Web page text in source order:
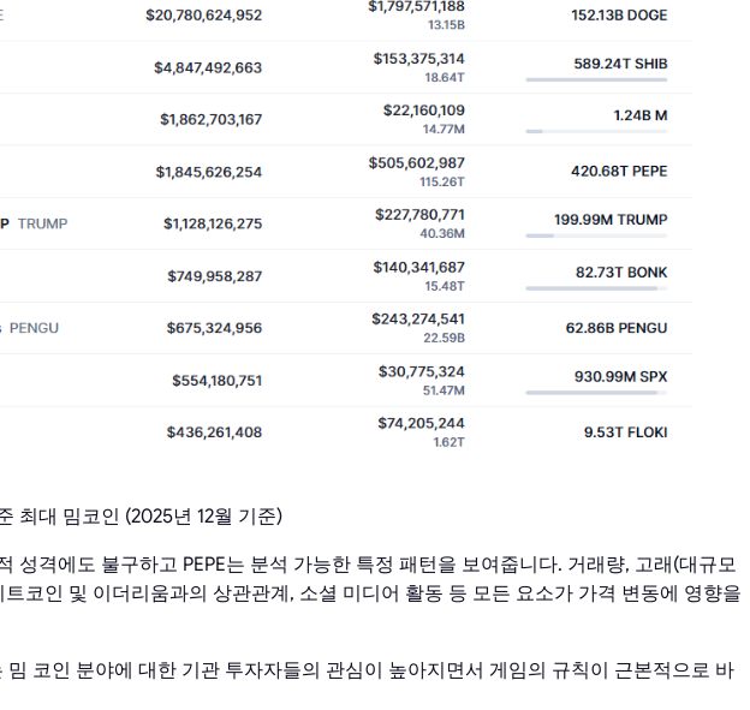
최대 밈코인 (2025년 12월 기준)
성격에도 불구하고 PEPE는 분석 가능한 특정 패턴을 보여줍니다. 거래량, 고래(대규모
코인 및 이더리움과의 상관관계, 소셜 미디어 활동 등 모든 요소가 가격 변동에 영향을
밈 코인 분야에 대한 기관 투자자들의 관심이 높아지면서 게임의 규칙이 근본적으로 바